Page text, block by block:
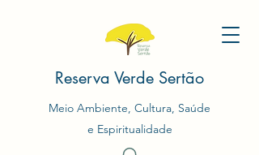
Reserva Verde Sertão
Meio Ambiente, Cultura, Saúde
e Espiritualidade